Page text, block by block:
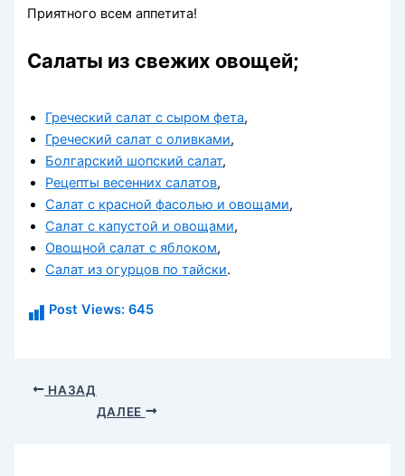
Приятного всем аппетита!
Салаты из свежих овощей;
Греческий салат с сыром фета,
Греческий салат с оливками,
Болгарский шопский салат,
Рецепты весенних салатов,
Салат с красной фасолью и овощами,
Салат с капустой и овощами,
Овощной салат с яблоком,
Салат из огурцов по тайски.
Post Views: 645
НАЗАД
ДАЛЕЕ